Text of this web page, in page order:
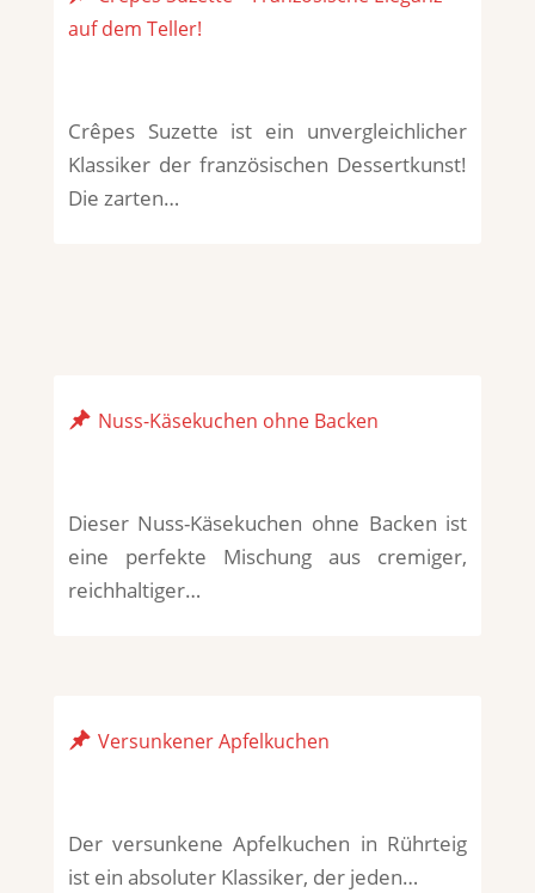
auf dem Teller!
Crêpes Suzette ist ein unvergleichlicher
Klassiker der französischen Dessertkunst!
Die zarten…
Nuss-Käsekuchen ohne Backen
Dieser Nuss-Käsekuchen ohne Backen ist
eine perfekte Mischung aus cremiger,
reichhaltiger…
Versunkener Apfelkuchen
Der versunkene Apfelkuchen in Rührteig
ist ein absoluter Klassiker, der jeden…